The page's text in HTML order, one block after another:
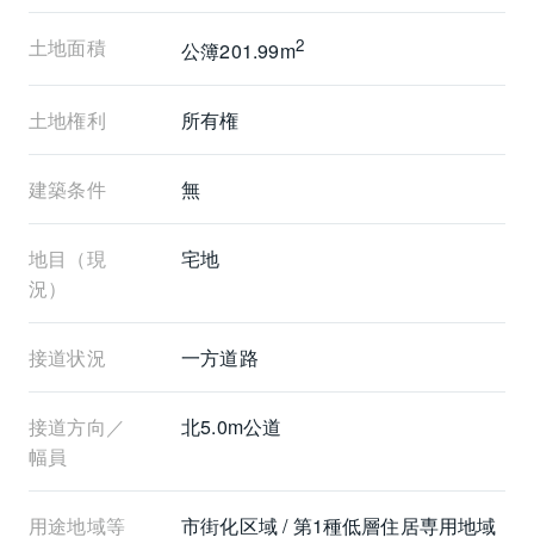
土地面積 公簿201.99m2
土地権利 所有権
建築条件 無
地目（現
況）
宅地
接道状況 一方道路
接道方向／
幅員
北5.0m公道
用途地域等 市街化区域 / 第1種低層住居専用地域